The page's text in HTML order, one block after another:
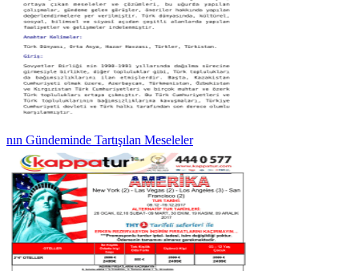
nın Gündeminde Tartışılan Meseleler